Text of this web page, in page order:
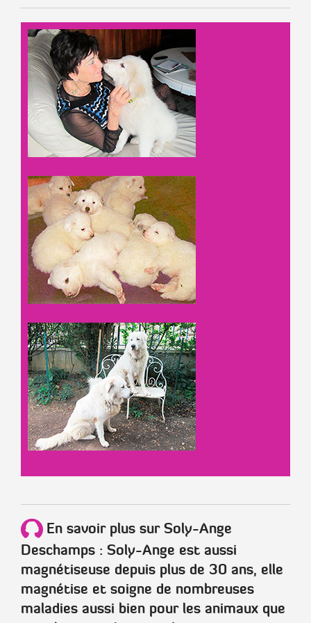
En savoir plus sur Soly-Ange
Deschamps : Soly-Ange est aussi
magnétiseuse depuis plus de 30 ans, elle
magnétise et soigne de nombreuses
maladies aussi bien pour les animaux que